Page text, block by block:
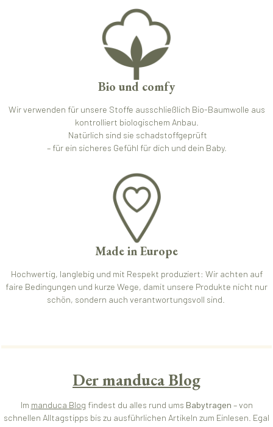
Bio und comfy
Wir verwenden für unsere Stoffe ausschließlich Bio-Baumwolle aus
kontrolliert biologischem Anbau.
Natürlich sind sie schadstoffgeprüft
– für ein sicheres Gefühl für dich und dein Baby.
Made in Europe
Hochwertig, langlebig und mit Respekt produziert: Wir achten auf
faire Bedingungen und kurze Wege, damit unsere Produkte nicht nur
schön, sondern auch verantwortungsvoll sind.
Der manduca Blog
Im manduca Blog findest du alles rund ums Babytragen – von
schnellen Alltagstipps bis zu ausführlichen Artikeln zum Einlesen. Egal